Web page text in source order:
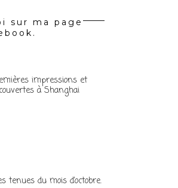
sur ma page
impressions et
à Shanghai
tenues du mois d’octobre.